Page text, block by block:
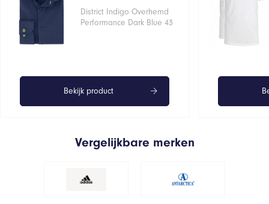
District Indigo Overhemd
Performance Dark Blue 43
Bekijk product
Vergelijkbare merken